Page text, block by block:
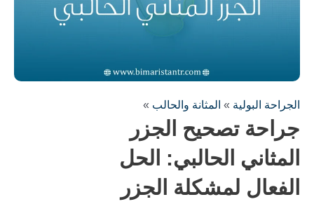
الجراحة البولية » المثانة والحالب »
جراحة تصحيح الجزر
المثاني الحالبي: الحل
الفعال لمشكلة الجزر